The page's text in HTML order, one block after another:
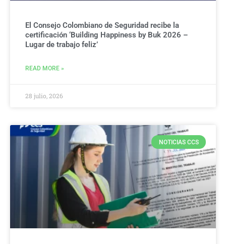
El Consejo Colombiano de Seguridad recibe la
certificación ‘Building Happiness by Buk 2026 –
Lugar de trabajo feliz’
READ MORE »
28 julio, 2026
NOTICIAS CCS